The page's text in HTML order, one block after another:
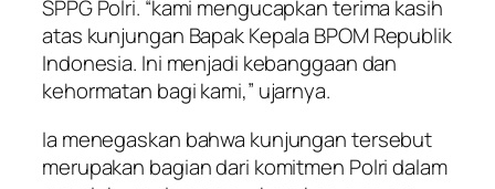
SPPG Polri. “kami mengucapkan terima kasih
atas kunjungan Bapak Kepala BPOM Republik
Indonesia. Ini menjadi kebanggaan dan
kehormatan bagi kami,” ujarnya.
Ia menegaskan bahwa kunjungan tersebut
merupakan bagian dari komitmen Polri dalam